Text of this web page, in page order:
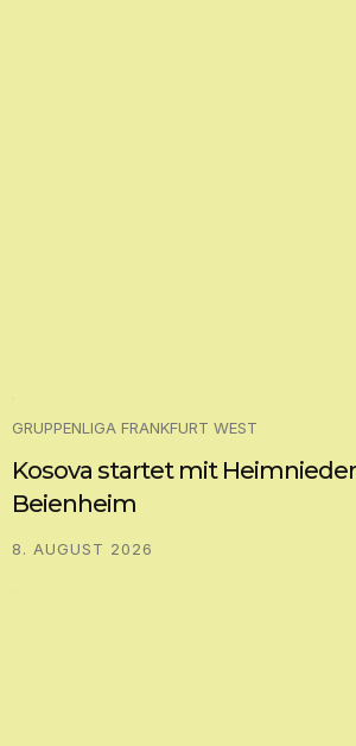
GRUPPENLIGA FRANKFURT WEST
Kosova startet mit
Beienheim
8. AUGUST 2026